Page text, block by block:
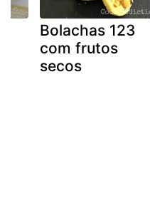
Bolachas 123
com frutos
secos